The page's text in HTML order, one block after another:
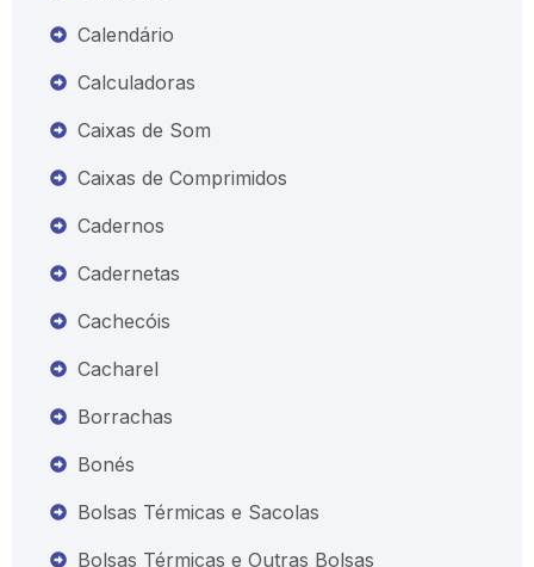
Calendário
Calculadoras
Caixas de Som
Caixas de Comprimidos
Cadernos
Cadernetas
Cachecóis
Cacharel
Borrachas
Bonés
Bolsas Térmicas e Sacolas
Bolsas Térmicas e Outras Bolsas